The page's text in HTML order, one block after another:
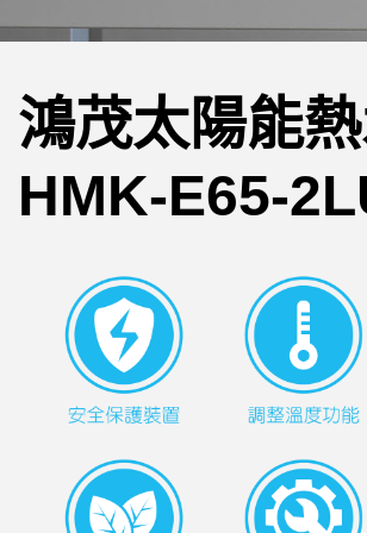
鴻茂太陽能
HMK-E65-